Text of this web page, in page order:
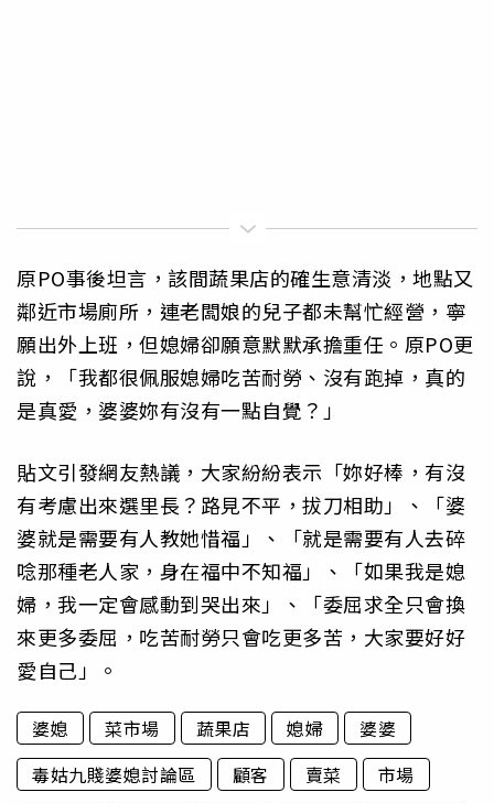
原PO事後坦言，該間蔬果店的確生意清淡，地點又
鄰近市場廁所，連老闆娘的兒子都未幫忙經營，寧
願出外上班，但媳婦卻願意默默承擔重任。原PO更
說，「我都很佩服媳婦吃苦耐勞、沒有跑掉，真的
是真愛，婆婆妳有沒有一點自覺？」
貼文引發網友熱議，大家紛紛表示「妳好棒，有沒
有考慮出來選里長？路見不平，拔刀相助」、「婆
婆就是需要有人教她惜福」、「就是需要有人去碎
唸那種老人家，身在福中不知福」、「如果我是媳
婦，我一定會感動到哭出來」、「委屈求全只會換
來更多委屈，吃苦耐勞只會吃更多苦，大家要好好
愛自己」。
婆媳 菜市場 蔬果店 媳婦
婆婆
毒姑九賤婆媳討論區
顧客 賣菜
市場